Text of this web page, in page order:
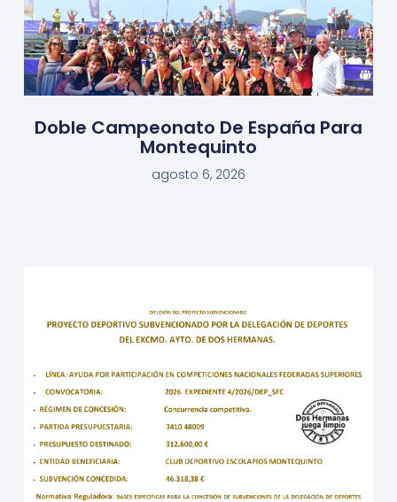
Doble Campeonato De España Para
Montequinto
agosto 6, 2026